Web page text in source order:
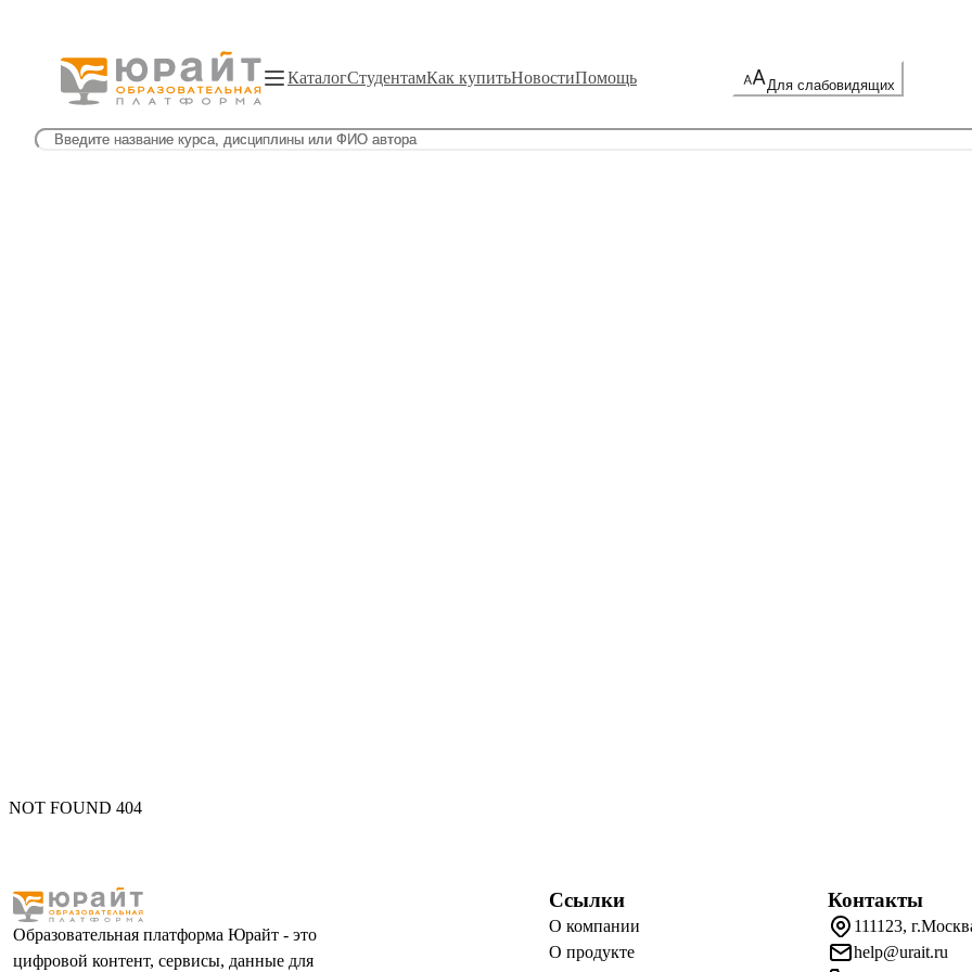
КаталогСтудентамКак купитьНовостиПомощь Для слабовидящих
NOT FOUND 404
Образовательная платформа Юрайт - это
цифровой контент, сервисы, данные для
Ссылки
О компании
О продукте
Контакты
111123,
help@urait.ru